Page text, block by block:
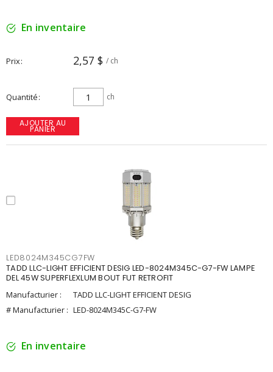
En inventaire
Prix 2,57 $ / ch
Quantité ch
AJOUTER AU
PANIER
LED8024M345CG7FW
TADD LLC-LIGHT EFFICIENT DESIG LED-8024M345C-G7-FW LAMPE
DEL 45W SUPERFLEXLUM BOUT FUT RETROFIT
Manufacturier :
TADD LLC-LIGHT EFFICIENT DESIG
# Manufacturier : LED-8024M345C-G7-FW
En inventaire